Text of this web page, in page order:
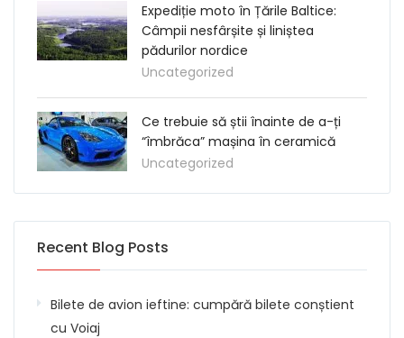
Expediție moto în Țările Baltice:
Câmpii nesfârșite și liniștea
pădurilor nordice
Uncategorized
Ce trebuie să știi înainte de a-ți
“îmbrăca” mașina în ceramică
Uncategorized
Recent Blog Posts
Bilete de avion ieftine: cumpără bilete conștient
cu Voiaj